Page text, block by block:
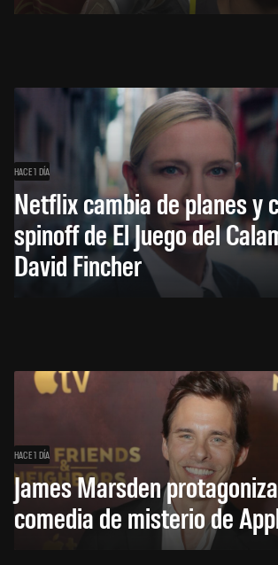
HACE 1 DÍA
Netflix cambia de planes y
spinoff de El Juego del
David Fincher
HACE 1 DÍA
James Marsden
comedia de misterio de